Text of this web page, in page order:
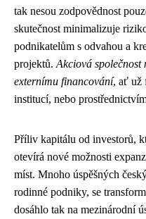
tak nesou zodpovědnost
skutečnost minimalizuje
podnikatelům s odvahou a
projektů. Akciová společnost
externímu financování, ať už
institucí, nebo
Příliv kapitálu od investorů,
otevírá nové možnosti
míst. Mnoho úspěšných
rodinné podniky, se
dosáhlo tak na mezinárodní